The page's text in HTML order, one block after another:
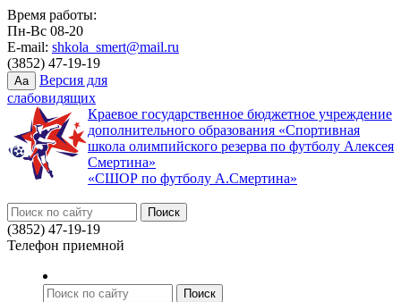
Время работы:
Пн-Вс 08-20
E-mail: shkola_smert@mail.ru
(3852) 47-19-19
Aa
Версия для
слабовидящих
Краевое государственное бюджетное учреждение
дополнительного образования «Спортивная
школа олимпийского резерва по футболу Алексея
Смертина»
«СШОР по футболу А.Смертина»
(3852) 47-19-19
Телефон приемной